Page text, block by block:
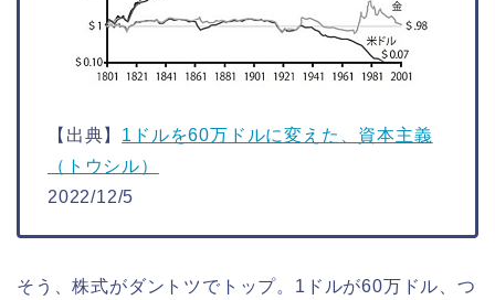
【出典】 1ドルを60万ドルに変えた、資本主義
（トウシル）
2022/12/5
そう、株式がダントツでトップ。1ドルが60万ドル、つ